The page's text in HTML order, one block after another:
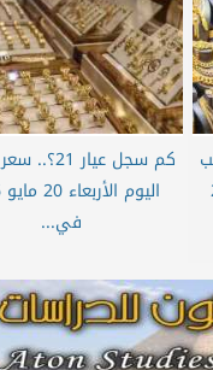
كم سجل عيار
في...